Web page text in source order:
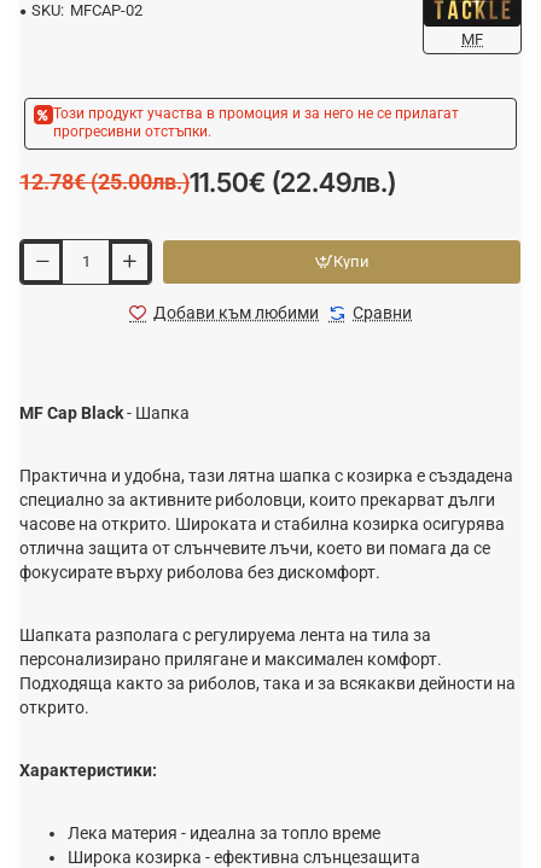
SKU: MFCAP-02
MF
Този продукт участва в промоция и за него не се прилагат
прогресивни отстъпки.
11.50€ (22.49лв.)
12.78€ (25.00лв.)
Купи
Добави към любими Сравни
MF Cap Black- Шапка
Практична и удобна, тази лятна шапка с козирка е създадена
специално за активните риболовци, които прекарват дълги
часове на открито. Широката и стабилна козирка осигурява
отлична защита от слънчевите лъчи, което ви помага да се
фокусирате върху риболова без дискомфорт.
Шапката разполага с регулируема лента на тила за
персонализирано прилягане и максимален комфорт.
Подходяща както за риболов, така и за всякакви дейности на
открито.
Характеристики:
Лека материя - идеална за топло време
Широка козирка - ефективна слънцезащита